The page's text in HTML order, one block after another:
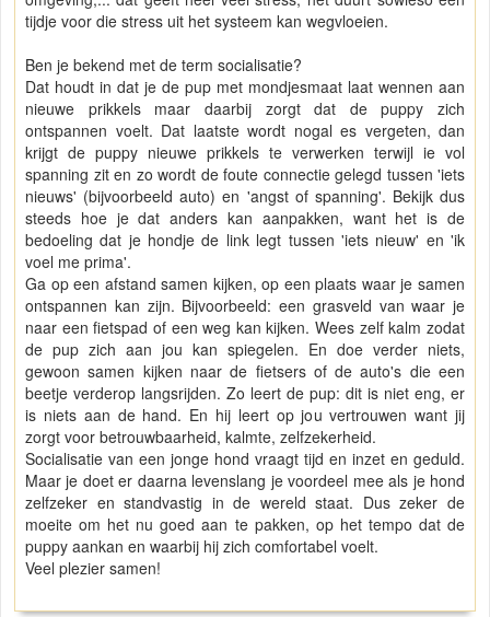
tijdje voor die stress uit het systeem kan wegvloeien.
Ben je bekend met de term socialisatie?
Dat houdt in dat je de pup met mondjesmaat laat wennen aan
nieuwe prikkels maar daarbij zorgt dat de puppy zich
ontspannen voelt. Dat laatste wordt nogal es vergeten, dan
krijgt de puppy nieuwe prikkels te verwerken terwijl ie vol
spanning zit en zo wordt de foute connectie gelegd tussen 'iets
nieuws' (bijvoorbeeld auto) en 'angst of spanning'. Bekijk dus
steeds hoe je dat anders kan aanpakken, want het is de
bedoeling dat je hondje de link legt tussen 'iets nieuw' en 'ik
voel me prima'.
Ga op een afstand samen kijken, op een plaats waar je samen
ontspannen kan zijn. Bijvoorbeeld: een grasveld van waar je
naar een fietspad of een weg kan kijken. Wees zelf kalm zodat
de pup zich aan jou kan spiegelen. En doe verder niets,
gewoon samen kijken naar de fietsers of de auto's die een
beetje verderop langsrijden. Zo leert de pup: dit is niet eng, er
is niets aan de hand. En hij leert op jou vertrouwen want jij
zorgt voor betrouwbaarheid, kalmte, zelfzekerheid.
Socialisatie van een jonge hond vraagt tijd en inzet en geduld.
Maar je doet er daarna levenslang je voordeel mee als je hond
zelfzeker en standvastig in de wereld staat. Dus zeker de
moeite om het nu goed aan te pakken, op het tempo dat de
puppy aankan en waarbij hij zich comfortabel voelt.
Veel plezier samen!